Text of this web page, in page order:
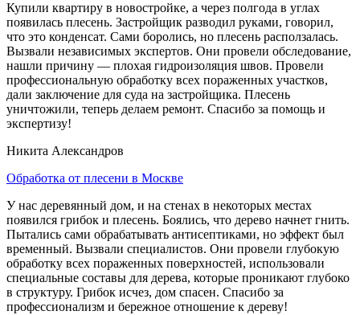
Купили квартиру в новостройке, а через полгода в углах
появилась плесень. Застройщик разводил руками, говорил,
что это конденсат. Сами боролись, но плесень расползалась.
Вызвали независимых экспертов. Они провели обследование,
нашли причину — плохая гидроизоляция швов. Провели
профессиональную обработку всех пораженных участков,
дали заключение для суда на застройщика. Плесень
уничтожили, теперь делаем ремонт. Спасибо за помощь и
экспертизу!
Никита Александров
Обработка от плесени в Москве
У нас деревянный дом, и на стенах в некоторых местах
появился грибок и плесень. Боялись, что дерево начнет гнить.
Пытались сами обрабатывать антисептиками, но эффект был
временный. Вызвали специалистов. Они провели глубокую
обработку всех пораженных поверхностей, использовали
специальные составы для дерева, которые проникают глубоко
в структуру. Грибок исчез, дом спасен. Спасибо за
профессионализм и бережное отношение к дереву!